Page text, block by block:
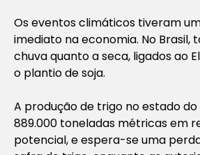
Os eventos climáticos tiveram
imediato na economia. No Brasil,
chuva quanto a seca, ligados ao
o plantio de soja.
A produção de trigo no estado
889.000 toneladas métricas em
potencial, e espera-se uma